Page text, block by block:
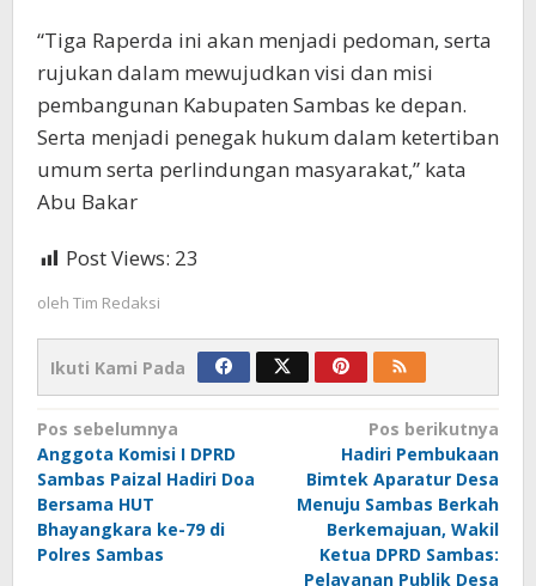
“Tiga Raperda ini akan menjadi pedoman, serta
rujukan dalam mewujudkan visi dan misi
pembangunan Kabupaten Sambas ke depan.
Serta menjadi penegak hukum dalam ketertiban
umum serta perlindungan masyarakat,” kata
Abu Bakar
Post Views: 23
oleh Tim Redaksi
Ikuti Kami Pada
Navigasi
pos
Pos sebelumnya
Anggota Komisi I DPRD
Sambas Paizal Hadiri Doa
Bersama HUT
Bhayangkara ke-79 di
Polres Sambas
Pos berikutnya
Hadiri Pembukaan
Bimtek Aparatur Desa
Menuju Sambas Berkah
Berkemajuan, Wakil
Ketua DPRD Sambas:
Pelayanan Publik Desa